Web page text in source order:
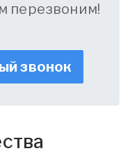
перезвоним!
звонок